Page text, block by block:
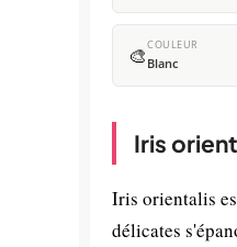
🎨COULEUR
Blanc
Iris
Iris orientalis
délicates